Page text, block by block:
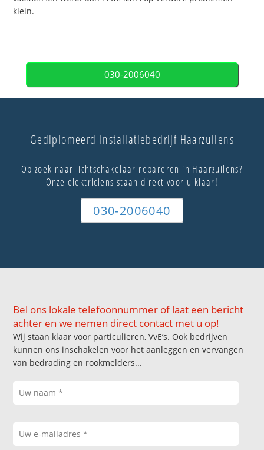
klein.
030-2006040
Gediplomeerd Installatiebedrijf Haarzuilens
Op zoek naar lichtschakelaar repareren in Haarzuilens?
Onze elektriciens staan direct voor u klaar!
030-2006040
Bel ons lokale telefoonnummer of laat een bericht
achter en we nemen direct contact met u op!
Wij staan klaar voor particulieren, VvE’s. Ook bedrijven
kunnen ons inschakelen voor het aanleggen en vervangen
van bedrading en rookmelders...